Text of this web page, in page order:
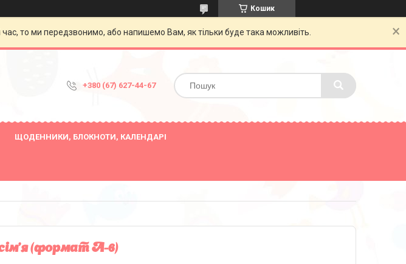
Кошик
то ми передзвонимо, або напишемо Вам, як тільки буде така можливіть.
+380 (67) 627-44-67
ЩОДЕННИКИ, БЛОКНОТИ, КАЛЕНДАРІ
(формат А-6)